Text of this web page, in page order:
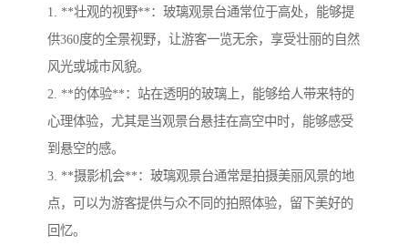
1. **壮观的视野**：玻璃观景台通常位于高处，能够提
供360度的全景视野，让游客一览无余，享受壮丽的自然
风光或城市风貌。
2. **的体验**：站在透明的玻璃上，能够给人带来特的
心理体验，尤其是当观景台悬挂在高空中时，能够感受
到悬空的感。
3. **摄影机会**：玻璃观景台通常是拍摄美丽风景的地
点，可以为游客提供与众不同的拍照体验，留下美好的
回忆。